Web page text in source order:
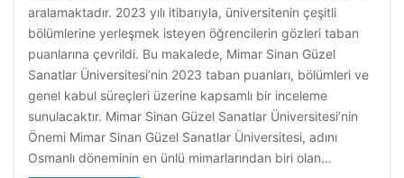
aralamaktadır. 2023 yılı itibarıyla, üniversitenin çeşitli
bölümlerine yerleşmek isteyen öğrencilerin gözleri taban
puanlarına çevrildi. Bu makalede, Mimar Sinan Güzel
Sanatlar Üniversitesi’nin 2023 taban puanları, bölümleri ve
genel kabul süreçleri üzerine kapsamlı bir inceleme
sunulacaktır. Mimar Sinan Güzel Sanatlar Üniversitesi’nin
Önemi Mimar Sinan Güzel Sanatlar Üniversitesi, adını
Osmanlı döneminin en ünlü mimarlarından biri olan…